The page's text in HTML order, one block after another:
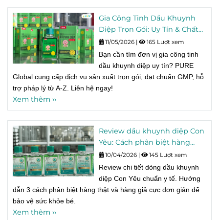
Gia Công Tinh Dầu Khuynh
Diệp Trọn Gói: Uy Tín & Chất
Lượng Tại PURE Global
11/05/2026 | 165 Lượt xem
Bạn cần tìm đơn vị gia công tinh
dầu khuynh diệp uy tín? PURE
Global cung cấp dịch vụ sản xuất trọn gói, đạt chuẩn GMP, hỗ
trợ pháp lý từ A-Z. Liên hệ ngay!
Xem thêm ››
Review dầu khuynh diệp Con
Yêu: Cách phân biệt hàng
thật và hàng giả.
10/04/2026 | 145 Lượt xem
Review chi tiết dòng dầu khuynh
diệp Con Yêu chuẩn y tế. Hướng
dẫn 3 cách phân biệt hàng thật và hàng giả cực đơn giản để
bảo vệ sức khỏe bé.
Xem thêm ››